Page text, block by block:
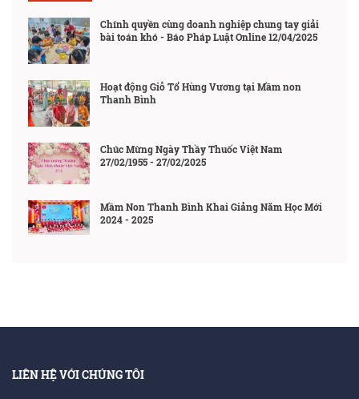
Chính quyền cùng doanh nghiệp chung tay giải
bài toán khó - Báo Pháp Luật Online 12/04/2025
Hoạt động Giỗ Tổ Hùng Vương tại Mầm non
Thanh Bình
Chúc Mừng Ngày Thầy Thuốc Việt Nam
27/02/1955 - 27/02/2025
Mầm Non Thanh Bình Khai Giảng Năm Học Mới
2024 - 2025
LIÊN HỆ VỚI CHÚNG TÔI